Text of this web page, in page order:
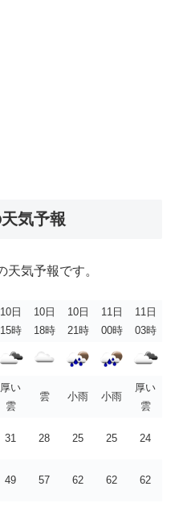
気予報
気予報です。
10日
15時
10日
18時
10日
21時
11日
00時
11日
03時
厚い
雲
雲 小雨 小雨
厚い
雲
31 28 25 25 24
49 57 62 62 62